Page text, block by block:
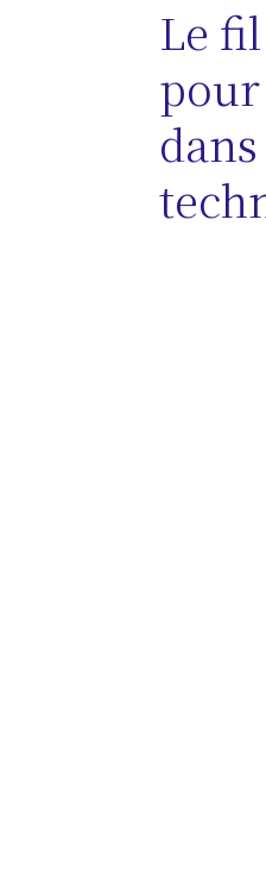
Le
pour